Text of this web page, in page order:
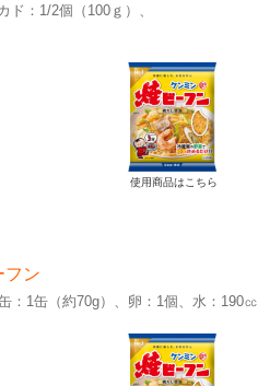
ド：1/2個（100ｇ）
使用商品はこちら
フン
：1缶（約70g） 卵：1個 水：190㏄